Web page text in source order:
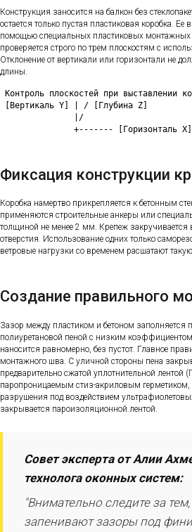
Конструкция заносится на балкон без
остается только пустая пластиковая коробка.
помощью специальных пластиковых
проверяется строго по трем плоскостям с
Отклонение от вертикали или горизонтали не
длины.
Контроль плоскостей при выставлении
[Вертикаль Y] | / [Глубина Z]
               |/
Фиксация конструкции
Коробка намертво прикрепляется к бетонным
применяются строительные анкеры или
толщиной не менее 2 мм. Крепеж закручивается
отверстия. Использование одних только
ветровые нагрузки со временем расшатают
Создание правильного
Зазор между пластиком и бетоном заполняется
полиуретановой пеной с низким
наносится равномерно, без пустот. Главное
монтажного шва. С уличной стороны пена
предварительно сжатой уплотнительной
паропроницаемым стиз-акриловым герметиком,
разрушения под воздействием
закрывается пароизоляционной лентой.
Совет эксперта от Алии
технолога оконных систем:
"Внимательно следите за
запенивают зазоры под